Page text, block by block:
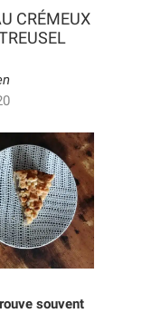
CRÉMEUX
souvent